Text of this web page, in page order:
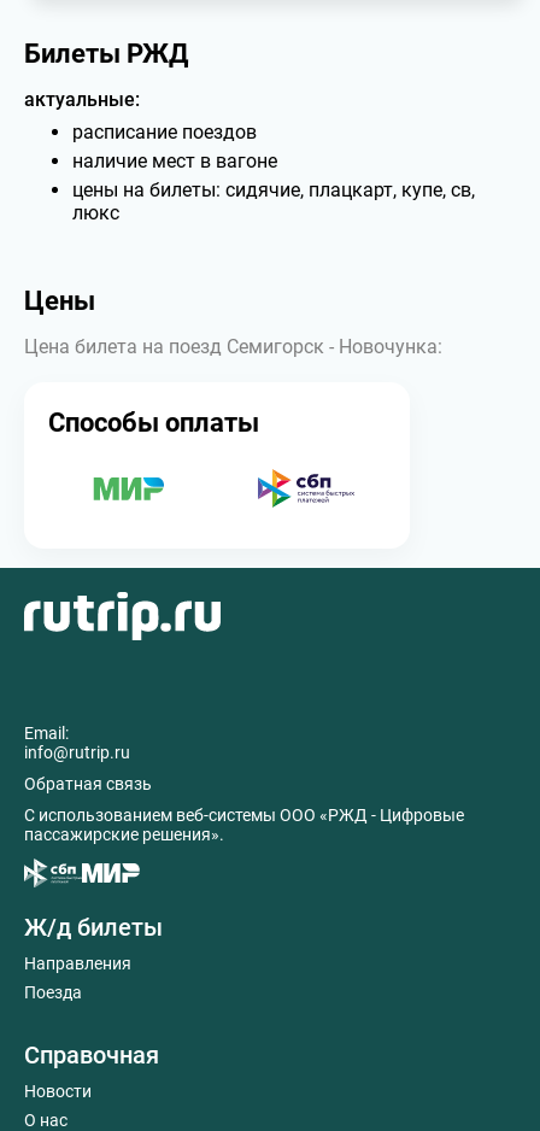
Билеты РЖД
актуальные:
расписание поездов
наличие мест в вагоне
цены на билеты: сидячие, плацкарт, купе, св,
люкс
Цены
Цена билета на поезд Семигорск - Новочунка:
Способы оплаты
Email:
info@rutrip.ru
Обратная связь
C использованием веб-системы ООО «РЖД - Цифровые
пассажирские решения».
Ж/д билеты
Направления
Поезда
Справочная
Новости
О нас